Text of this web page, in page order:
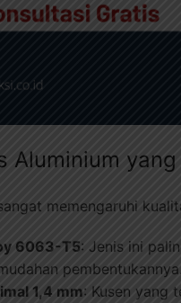
Aluminium
memengaruhi
6063-T5: Jenis ini
pembentukannya.
1,4 mm: Kusen yang